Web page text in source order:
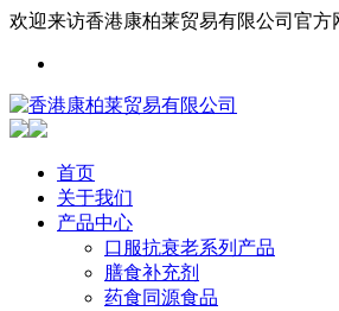
欢迎来访香港康柏莱贸易有限公司官方
首页
关于我们
产品中心
口服抗衰老系列产品
膳食补充剂
药食同源食品